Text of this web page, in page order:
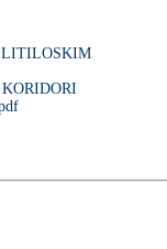
LITILOSKIM